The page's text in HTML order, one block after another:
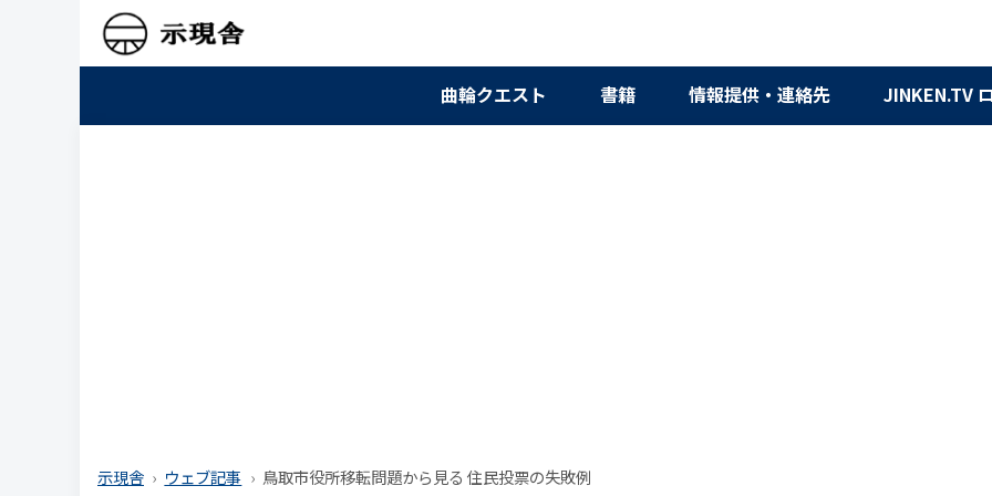
曲輪クエスト 書籍 情報提供・連絡先 JINKEN.TV
示現舎 ウェブ記事 鳥取市役所移転問題から見る 住民投票の失敗例